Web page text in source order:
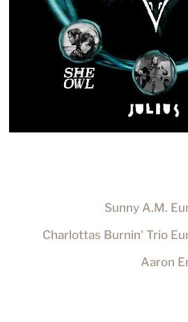
Sunny A.M.
Charlottas Burnin' Trio
Aaron